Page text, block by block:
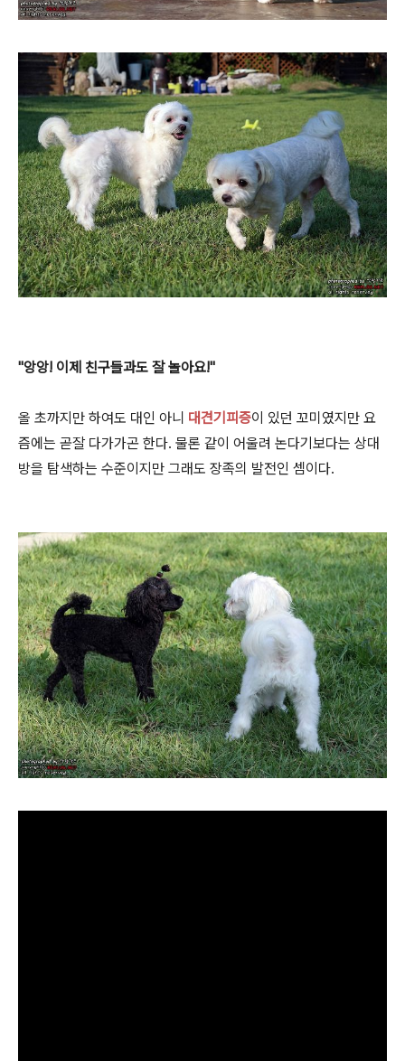
"앙앙! 이제 친구들과도 잘 놀아요!"
올 초까지만 하여도 대인 아니 대견기피증이 있던 꼬미였지만 요
즘에는 곧잘 다가가곤 한다. 물론 같이 어울려 논다기보다는 상대
방을 탐색하는 수준이지만 그래도 장족의 발전인 셈이다.